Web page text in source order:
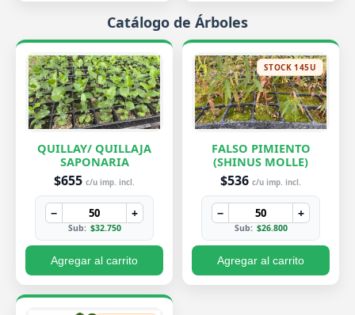
Catálogo de Árboles
QUILLAY/ QUILLAJA
SAPONARIA
$655 c/u imp. incl.
− +
Sub: $32.750
Agregar al carrito
STOCK 145U
FALSO PIMIENTO
(SHINUS MOLLE)
$536 c/u imp. incl.
− +
Sub: $26.800
Agregar al carrito